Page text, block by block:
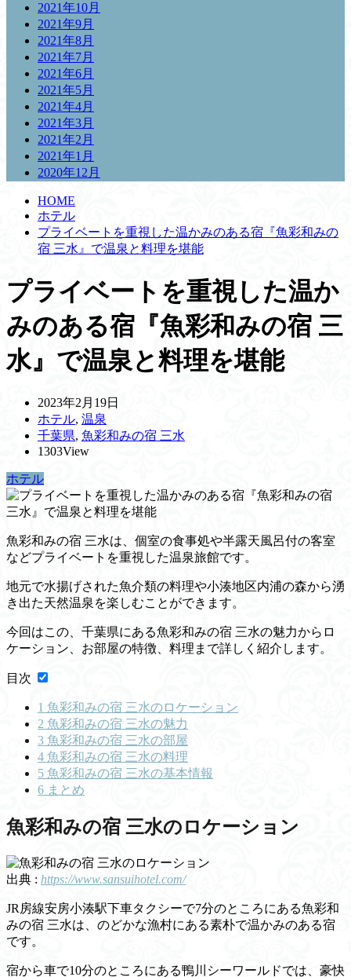
2021年10月
2021年9月
2021年8月
2021年7月
2021年6月
2021年5月
2021年4月
2021年3月
2021年2月
2021年1月
2020年12月
HOME
ホテル
プライベートを重視した温かみのある宿『魚彩和みの
宿 三水』で温泉と料理を堪能
プライベートを重視した温か
みのある宿『魚彩和みの宿 三
水』で温泉と料理を堪能
2023年2月19日
ホテル, 温泉
千葉県, 魚彩和みの宿 三水
1303View
ホテル
魚彩和みの宿 三水は、個室の食事処や半露天風呂付の客室
などプライベートを重視した温泉旅館です。
地元で水揚げされた魚介類の料理や小湊地区内浦の森から湧
き出た天然温泉を楽しむことができます。
今回はこの、千葉県にある魚彩和みの宿 三水の魅力からロ
ケーション、お部屋の特徴、料理まで詳しく紹介します。
目次
1 魚彩和みの宿 三水のロケーション
2 魚彩和みの宿 三水の魅力
3 魚彩和みの宿 三水の部屋
4 魚彩和みの宿 三水の料理
5 魚彩和みの宿 三水の基本情報
6 まとめ
魚彩和みの宿 三水のロケーション
出典 : https://www.sansuihotel.com/
JR房線安房小湊駅下車タクシーで7分のところにある魚彩和
みの宿 三水は、のどかな漁村にある素朴で温かみのある宿
です。
宿から車で10分のところにある鴨川シーワールドでは、豪快